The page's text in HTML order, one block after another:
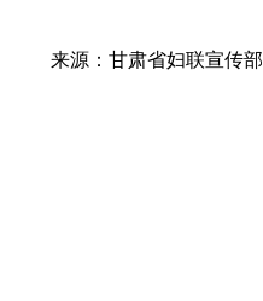
来源：甘肃省妇联宣传部